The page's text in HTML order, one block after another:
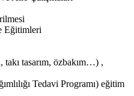
Eğitimleri
takı tasarım, özbakım…) ,
Tedavi Programı) eğitim